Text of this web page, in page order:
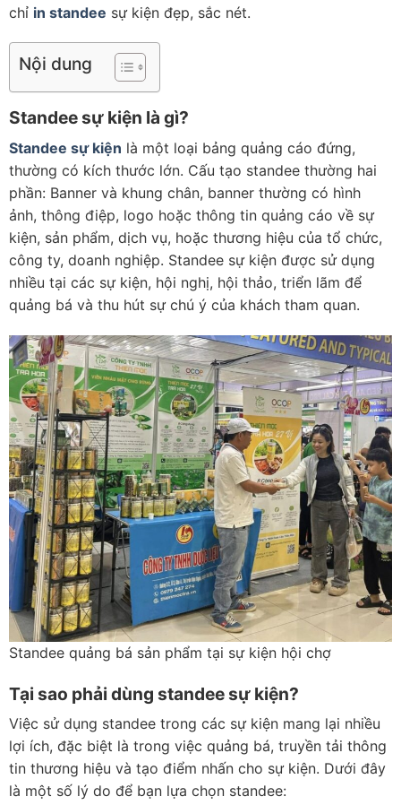
chỉ in standee sự kiện đẹp, sắc nét.
Nội dung
Standee sự kiện là gì?
Standee sự kiện là một loại bảng quảng cáo đứng,
thường có kích thước lớn. Cấu tạo standee thường hai
phần: Banner và khung chân, banner thường có hình
ảnh, thông điệp, logo hoặc thông tin quảng cáo về sự
kiện, sản phẩm, dịch vụ, hoặc thương hiệu của tổ chức,
công ty, doanh nghiệp. Standee sự kiện được sử dụng
nhiều tại các sự kiện, hội nghị, hội thảo, triển lãm để
quảng bá và thu hút sự chú ý của khách tham quan.
Standee quảng bá sản phẩm tại sự kiện hội chợ
Tại sao phải dùng standee sự kiện?
Việc sử dụng standee trong các sự kiện mang lại nhiều
lợi ích, đặc biệt là trong việc quảng bá, truyền tải thông
tin thương hiệu và tạo điểm nhấn cho sự kiện. Dưới đây
là một số lý do để bạn lựa chọn standee: